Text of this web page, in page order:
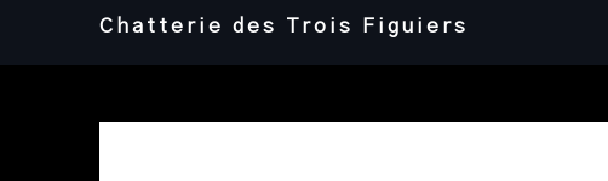
Chatterie des Trois Figuiers